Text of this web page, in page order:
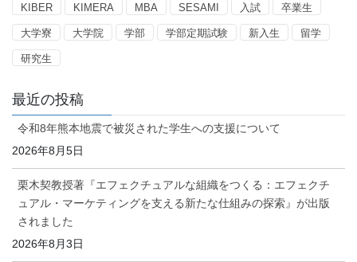
KIBER KIMERA MBA SESAMI 入試 卒業生
大学寮 大学院 学部 学部定期試験 新入生 留学
研究生
最近の投稿
令和8年熊本地震で被災された学生への支援について
2026年8月5日
栗木契教授著『エフェクチュアルな組織をつくる：エフェクチ
ュアル・マーケティングを支える新たな仕組みの探索』が出版
されました
2026年8月3日